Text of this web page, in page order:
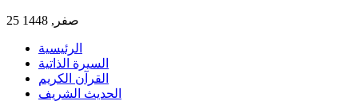
25 صفر, 1448
الرئيسية
السيرة الذاتية
القرآن الكريم
الحديث الشريف